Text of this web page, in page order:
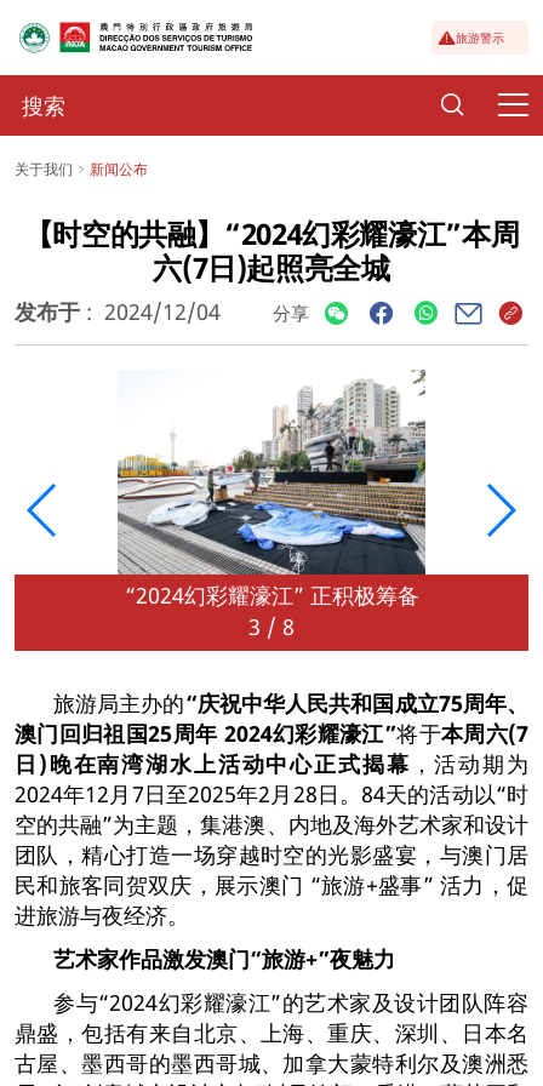
旅游警示
关于我们 新闻公布
【时空的共融】“2024幻彩耀濠江”本周
六(7日)起照亮全城
发布于 : 2024/12/04 分享
“2024幻彩耀濠江” 正积极筹备
3 / 8
旅游局主办的“庆祝中华人民共和国成立75周年、
澳门回归祖国25周年 2024幻彩耀濠江”将于本周六(7
日 )晚在南湾湖水上活动中心正式揭幕 ，活动期为
2024年12月7日至2025年2月28日。84天的活动以“时
空的共融”为主题，集港澳、内地及海外艺术家和设计
团队，精心打造一场穿越时空的光影盛宴，与澳门居
民和旅客同贺双庆，展示澳门 “旅游+盛事” 活力，促
进旅游与夜经济。
艺术家作品激发澳门“旅游+”夜魅力
参与“2024幻彩耀濠江”的艺术家及设计团队阵容
鼎盛，包括有来自北京、上海、重庆、深圳、日本名
古屋、墨西哥的墨西哥城、加拿大蒙特利尔及澳洲悉